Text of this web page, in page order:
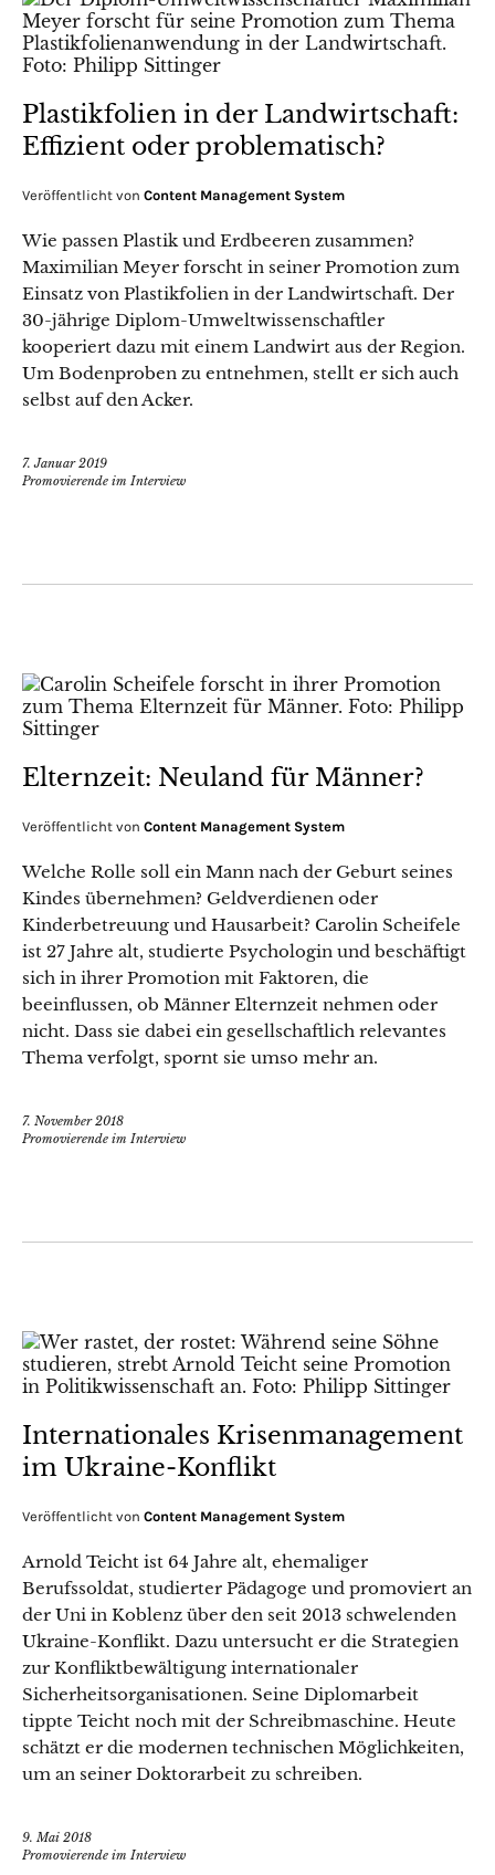
Plastikfolien in der Landwirtschaft:
Effizient oder problematisch?
Veröffentlicht von Content Management System
Wie passen Plastik und Erdbeeren zusammen?
Maximilian Meyer forscht in seiner Promotion zum
Einsatz von Plastikfolien in der Landwirtschaft. Der
30-jährige Diplom-Umweltwissenschaftler
kooperiert dazu mit einem Landwirt aus der Region.
Um Bodenproben zu entnehmen, stellt er sich auch
selbst auf den Acker.
7. Januar 2019
Promovierende im Interview
Elternzeit: Neuland für Männer?
Veröffentlicht von Content Management System
Welche Rolle soll ein Mann nach der Geburt seines
Kindes übernehmen? Geldverdienen oder
Kinderbetreuung und Hausarbeit? Carolin Scheifele
ist 27 Jahre alt, studierte Psychologin und beschäftigt
sich in ihrer Promotion mit Faktoren, die
beeinflussen, ob Männer Elternzeit nehmen oder
nicht. Dass sie dabei ein gesellschaftlich relevantes
Thema verfolgt, spornt sie umso mehr an.
7. November 2018
Promovierende im Interview
Internationales Krisenmanagement
im Ukraine-Konflikt
Veröffentlicht von Content Management System
Arnold Teicht ist 64 Jahre alt, ehemaliger
Berufssoldat, studierter Pädagoge und promoviert an
der Uni in Koblenz über den seit 2013 schwelenden
Ukraine-Konflikt. Dazu untersucht er die Strategien
zur Konfliktbewältigung internationaler
Sicherheitsorganisationen. Seine Diplomarbeit
tippte Teicht noch mit der Schreibmaschine. Heute
schätzt er die modernen technischen Möglichkeiten,
um an seiner Doktorarbeit zu schreiben.
9. Mai 2018
Promovierende im Interview